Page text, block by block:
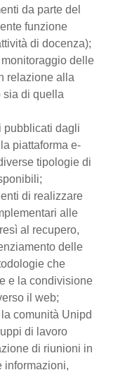
da parte del
funzione
di docenza);
delle
relazione alla
sia di quella
pubblicati dagli
piattaforma e-
tipologie di
di realizzare
alle
al recupero,
delle
che
e la condivisione
il web;
comunità Unipd
di lavoro
di riunioni in
informazioni,